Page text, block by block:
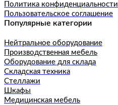
Политика конфиденциальности
Пользовательское соглашение
Популярные категории
Нейтральное оборудование
Производственная мебель
Оборудование для склада
Складская техника
Стеллажи
Шкафы
Медицинская мебель